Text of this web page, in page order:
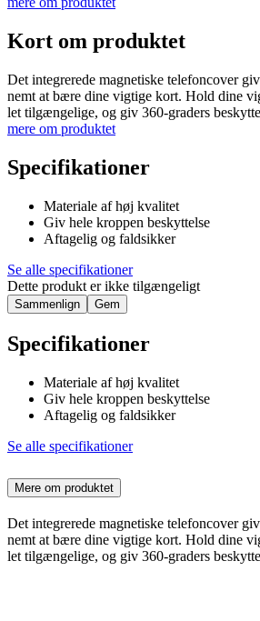
Kort om produktet
Det integrerede magnetiske telefoncover
nemt at bære dine vigtige kort. Hold dine
let tilgængelige, og giv 360-graders
mere om produktet
Specifikationer
Materiale af høj kvalitet
Giv hele kroppen beskyttelse
Aftagelig og faldsikker
Se alle specifikationer
Dette produkt er ikke tilgængeligt
Sammenlign Gem
Specifikationer
Materiale af høj kvalitet
Giv hele kroppen beskyttelse
Aftagelig og faldsikker
Se alle specifikationer
Mere om produktet
Det integrerede magnetiske telefoncover
nemt at bære dine vigtige kort. Hold dine
let tilgængelige, og giv 360-graders